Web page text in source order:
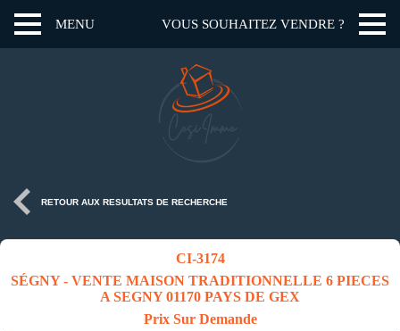
MENU VOUS SOUHAITEZ VENDRE ?
RETOUR AUX RESULTATS DE RECHERCHE
CI-3174
SÉGNY - VENTE MAISON TRADITIONNELLE 6 PIECES
A SEGNY 01170 PAYS DE GEX
Prix Sur Demande